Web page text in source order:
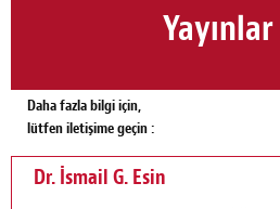
Yayınlar
Daha fazla bilgi için,
lütfen iletişime geçin :
Dr. İsmail G. Esin